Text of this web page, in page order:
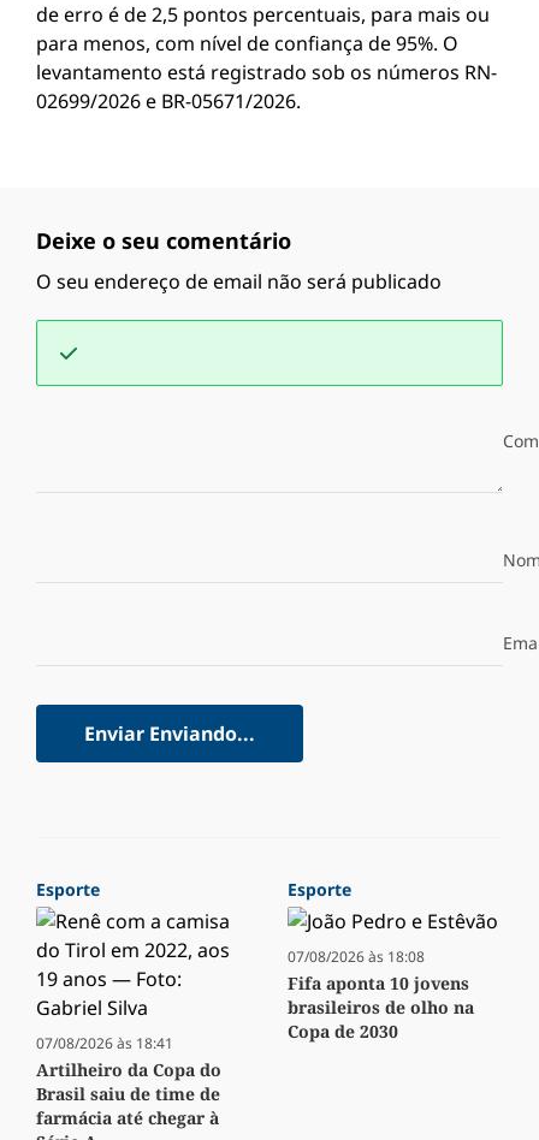
de erro é de 2,5 pontos percentuais, para mais ou
para menos, com nível de confiança de 95%. O
levantamento está registrado sob os números RN-
02699/2026 e BR-05671/2026.
Deixe o seu comentário
O seu endereço de email não será publicado
Enviar Enviando...
Esporte
07/08/2026 às 18:41
Artilheiro da Copa do
Brasil saiu de time de
farmácia até chegar à
Esporte
07/08/2026 às 18:08
Fifa aponta 10 jovens
brasileiros de olho na
Copa de 2030